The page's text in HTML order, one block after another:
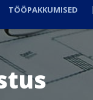
TÖÖPAKKUMISED